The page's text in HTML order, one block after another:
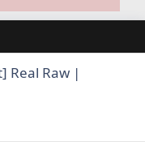
Real Raw |